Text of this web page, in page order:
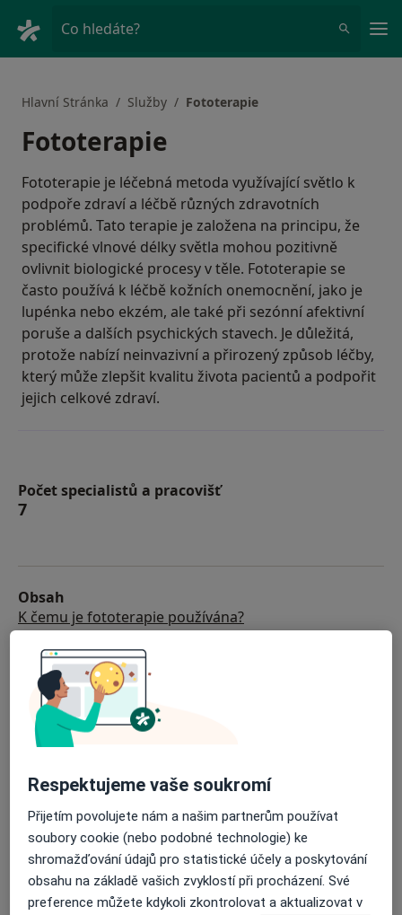
Co hledáte?
Hlavní Stránka Služby Fototerapie
Fototerapie
Fototerapie je léčebná metoda využívající světlo k
podpoře zdraví a léčbě různých zdravotních
problémů. Tato terapie je založena na principu, že
specifické vlnové délky světla mohou pozitivně
ovlivnit biologické procesy v těle. Fototerapie se
často používá k léčbě kožních onemocnění, jako je
lupénka nebo ekzém, ale také při sezónní afektivní
poruše a dalších psychických stavech. Je důležitá,
protože nabízí neinvazivní a přirozený způsob léčby,
který může zlepšit kvalitu života pacientů a podpořit
jejich celkové zdraví.
Počet specialistů a pracovišť
7
Obsah
K čemu je fototerapie používána?
Jak dlouho trvá fototerapie?
Jak se připravit na fototerapii?
Fototerapie: Doporučení specialisté a centra
Často kladené otázky
Respektujeme vaše soukromí
Přijetím povolujete nám a našim partnerům používat
soubory cookie (nebo podobné technologie) ke
shromažďování údajů pro statistické účely a poskytování
obsahu na základě vašich zvyklostí při procházení. Své
preference můžete kdykoli zkontrolovat a aktualizovat v